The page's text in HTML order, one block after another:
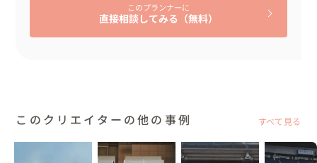
このプランナーに
直接相談してみる（無料）
このクリエイターの他の事例 すべて見る